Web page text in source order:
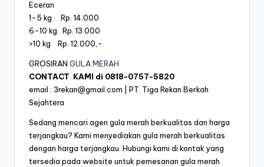
Eceran
1-5 kg Rp. 14.000
6-10 kg Rp. 13.000
>10 kg Rp. 12.000,-
GROSIRAN GULA MERAH
CONTACT KAMI di 0818-0757-5820
email : 3rekan@gmail.com | PT. Tiga Rekan Berkah
Sejahtera
Sedang mencari agen gula merah berkualitas dan harga
terjangkau? Kami menyediakan gula merah berkualitas
dengan harga terjangkau. Hubungi kami di kontak yang
tersedia pada website untuk pemesanan gula merah